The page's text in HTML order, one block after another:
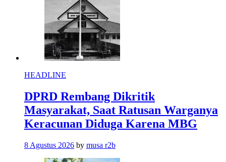
HEADLINE
DPRD Rembang Dikritik
Masyarakat, Saat Ratusan Warganya
Keracunan Diduga Karena MBG
8 Agustus 2026 by musa r2b